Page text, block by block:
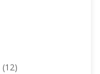
(12)